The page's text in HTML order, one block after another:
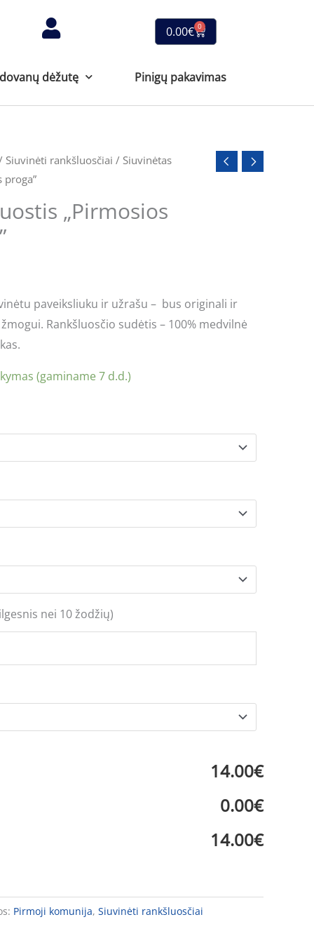
0.00€ 0
Cart
dėžutę Pinigų pakavimas
Siuvinėti rankšluosčiai / Siuvinėtas
„Pirmosios
paveiksliuku ir užrašu – bus originali ir
Rankšluosčio sudėtis – 100% medvilnė
(gaminame 7 d.d.)
nei 10 žodžių)
14.00€
0.00€
14.00€
Pirmoji komunija, Siuvinėti rankšluosčiai